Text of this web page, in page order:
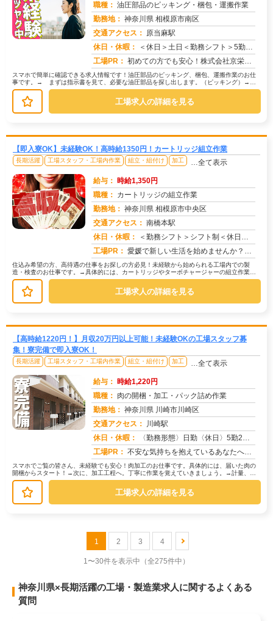
職種： 油圧部品のピッキング・梱包・運搬作業
勤務地： 神奈川県 相模原市南区
交通アクセス： 原当麻駅
休日・休暇：
＜休日＞土日＜勤務シフト＞5勤2休 （会社カレンダーによる）
工場PR： 初めての方でも安心！株式会社京栄センターで新しい一歩を踏み出してみませんか？→未経験者多数活躍中！経験やスキルは一...
スマホで簡単に確認できる求人情報です！油圧部品のピッキング、梱包、運搬作業のお仕
事です。→ まずは指示書を見て、必要な油圧部品を探し出します。（ピッキング）→
次に、見つけた部品を丁寧に箱に詰め...
工場求人の詳細を見る
【即入寮OK】未経験OK！高時給1350円！カートリッジ組立作業
長期活躍 工場スタッフ・工場内作業 組立・組付け 加工 …全て表示
給与： 時給1,350円
職種： カートリッジの組立作業
勤務地： 神奈川県 相模原市中央区
交通アクセス： 南橋本駅
休日・休暇：
＜勤務シフト＞シフト制＜休日＞土日
工場PR： 愛媛で新しい生活を始めませんか？→ すぐに住める寮が完備！面倒な手続きは一切不要です。初期費用0円で、家具・家電付...
住込み希望の方、高待遇の仕事をお探しの方必見！未経験から始められる工場内での製
造・検査のお仕事です。→具体的には、カートリッジやターボチャージャーの組立作業が
中心です。→難しい作業はありません。...
工場求人の詳細を見る
【高時給1220円！】月収20万円以上可能！未経験OKの工場スタッフ募
集！寮完備で即入寮OK！
長期活躍 工場スタッフ・工場内作業 組立・組付け 加工 …全て表示
給与： 時給1,220円
職種： 肉の開梱・加工・パック詰め作業
勤務地： 神奈川県 川崎市川崎区
交通アクセス：
川崎駅
休日・休暇：
〈勤務形態〉日勤〈休日〉5勤2休★ＧＷ★夏季休暇★冬季休暇★年末年始
工場PR： 不安な気持ちを抱えているあなたへ。株式会社京栄センターでは、未経験者の方を多数歓迎しています！→ 経験・学歴・スキ...
スマホでご覧の皆さん、未経験でも安心！肉加工のお仕事です。具体的には、届いた肉の
開梱からスタート！→次に、加工工程へ。丁寧に作業を覚えていきましょう。→計量、パ
ック詰め、梱包と、一つずつステップ...
工場求人の詳細を見る
1 2 3 4
1〜30件を表示中 （全275件中）
神奈川県×長期活躍の工場・製造業求人に関するよくある
質問